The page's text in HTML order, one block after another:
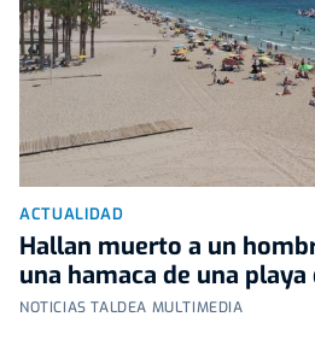
ACTUALIDAD
Hallan muerto a un
una hamaca de una
NOTICIAS TALDEA MULTIMEDIA